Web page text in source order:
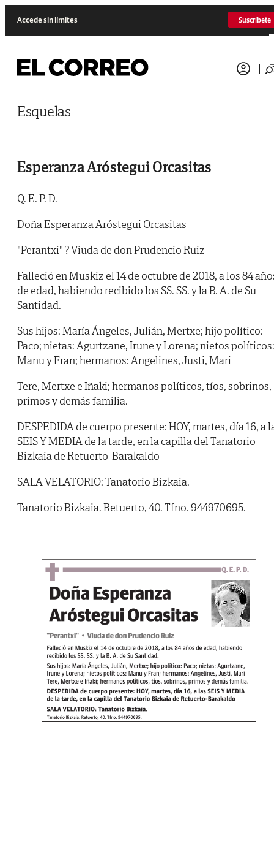
Accede sin límites Suscríbete
Esquelas
Esperanza Aróstegui Orcasitas
Q. E. P. D.
Doña Esperanza Aróstegui Orcasitas
"Perantxi" ? Viuda de don Prudencio Ruiz
Falleció en Muskiz el 14 de octubre de 2018, a los 84
de edad, habiendo recibido los SS. SS. y la B. A. de Su
Santidad.
Sus hijos: María Ángeles, Julián, Mertxe; hijo político:
Paco; nietas: Agurtzane, Irune y Lorena; nietos políticos:
Manu y Fran; hermanos: Angelines, Justi, Mari
Tere, Mertxe e Iñaki; hermanos políticos, tíos, sobrinos,
primos y demás familia.
DESPEDIDA de cuerpo presente: HOY, martes, día 16, a
SEIS Y MEDIA de la tarde, en la capilla del Tanatorio
Bizkaia de Retuerto-Barakaldo
SALA VELATORIO: Tanatorio Bizkaia.
Tanatorio Bizkaia. Retuerto, 40. Tfno. 944970695.